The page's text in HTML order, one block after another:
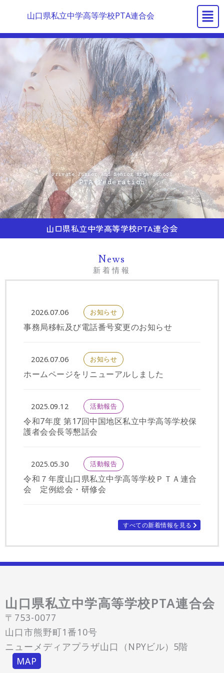
ス
山口県私立中学高等学校PTA連合会 メ
ニ
ュ
ー
山口県私立中学高等学校PTA連合会
Private Junior and Senior High School
PTA Federation
News
新着情報
2026.07.06 お知らせ
事務局移転及び電話番号変更のお知らせ
2026.07.06 お知らせ
ホームページをリニューアルしました
2025.09.12 活動報告
令和7年度 第17回中国地区私立中学高等学校保
護者会会長等懇話会
2025.05.30 活動報告
令和７年度山口県私立中学高等学校ＰＴＡ連合
会 定例総会・研修会
すべての新着情報を見る
山口県私立中学高等学校PTA連合会
〒753-0077
山口市熊野町1番10号
ニューメディアプラザ山口
（NPYビル）5階
MAP